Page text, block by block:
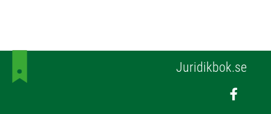
Juridikbok.se